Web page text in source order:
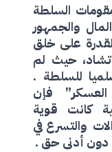
السلطة
والجمهور
على خلق
تشاد، حيث لم
للسلطة .
العسكر” فإن
كانت قوية
والتسرع في
دون أدنى حق .